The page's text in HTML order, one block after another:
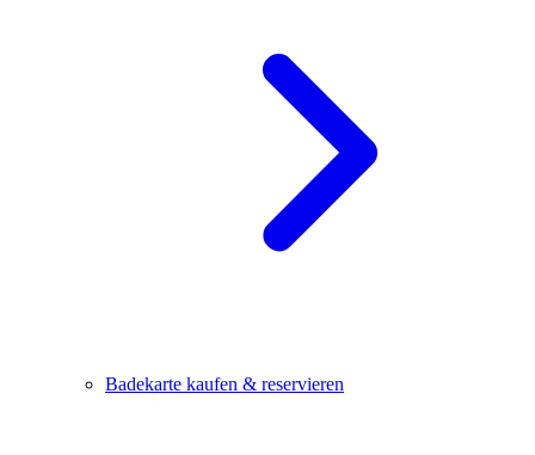
Badekarte kaufen & reservieren